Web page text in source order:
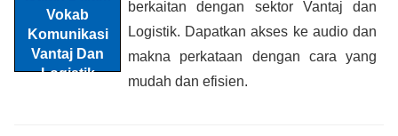
berkaitan dengan sektor Vantaj dan
Logistik. Dapatkan akses ke audio dan
makna perkataan dengan cara yang
mudah dan efisien.